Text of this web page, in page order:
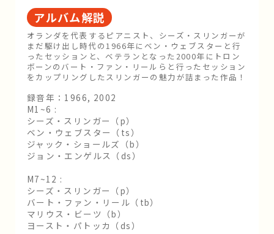
アルバム解説
オランダを代表するピアニスト、シーズ・スリンガーが
まだ駆け出し時代の1966年にベン・ウェブスターと行
ったセッションと、ベテランとなった2000年にトロン
ボーンのバート・ファン・リールらと行ったセッション
をカップリングしたスリンガーの魅力が詰まった作品！
録音年：1966, 2002
M1~6 :
シーズ・スリンガー（p）
ベン・ウェブスター（ts）
ジャック・ショールズ（b）
ジョン・エンゲルス（ds）
M7~12 :
シーズ・スリンガー（p）
バート・ファン・リール（tb）
マリウス・ビーツ（b）
ヨースト・パトッカ（ds）